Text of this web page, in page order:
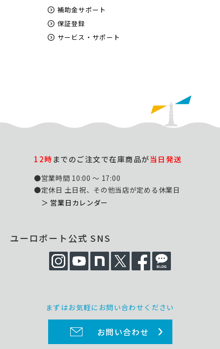
補助金サポート
保証登録
サービス・サポート
12時までのご注文で在庫商品が当日発送
●営業時間 10:00 ～ 17:00
●定休日 土日祝、その他当店が定める休業日
＞ 営業日カレンダー
ユーロポート公式 SNS
まずはお気軽にお問い合わせください
お問い合わせ